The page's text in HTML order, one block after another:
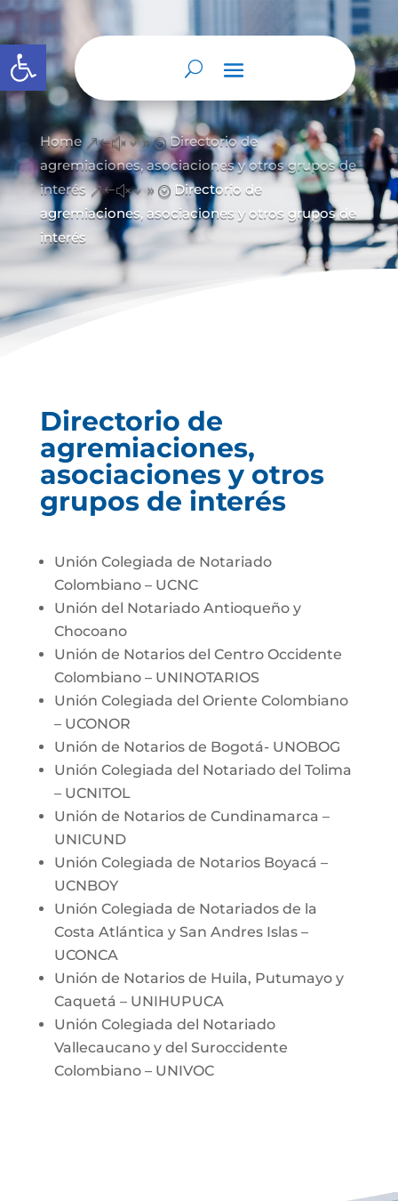
Abrir barra de herramientas
Home &#x39; Directorio de
agremiaciones, asociaciones y otros grupos de
interés &#x39; Directorio de
agremiaciones, asociaciones y otros grupos de
interés
Directorio de
agremiaciones,
asociaciones y otros
grupos de interés
Unión Colegiada de Notariado
Colombiano – UCNC
Unión del Notariado Antioqueño y
Chocoano
Unión de Notarios del Centro Occidente
Colombiano – UNINOTARIOS
Unión Colegiada del Oriente Colombiano
– UCONOR
Unión de Notarios de Bogotá- UNOBOG
Unión Colegiada del Notariado del Tolima
– UCNITOL
Unión de Notarios de Cundinamarca –
UNICUND
Unión Colegiada de Notarios Boyacá –
UCNBOY
Unión Colegiada de Notariados de la
Costa Atlántica y San Andres Islas –
UCONCA
Unión de Notarios de Huila, Putumayo y
Caquetá – UNIHUPUCA
Unión Colegiada del Notariado
Vallecaucano y del Suroccidente
Colombiano – UNIVOC